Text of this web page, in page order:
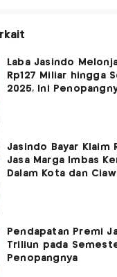
Laba Jasindo
Rp127 Miliar hingga
2025, Ini
Jasindo Bayar Klaim
Jasa Marga Imbas
Dalam Kota dan
Pendapatan Premi
Triliun pada
Penopangnya